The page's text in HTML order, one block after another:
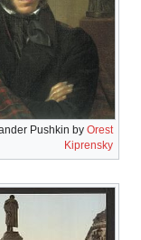
Pushkin by Orest
Kiprensky